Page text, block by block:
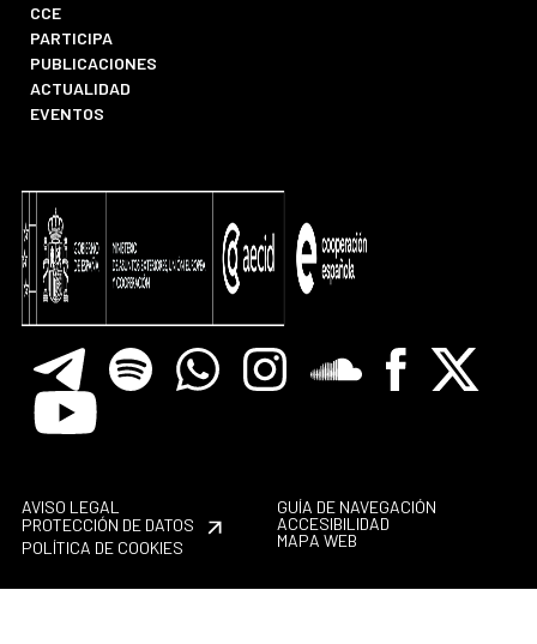
CCE
PARTICIPA
PUBLICACIONES
ACTUALIDAD
EVENTOS
TelegramSpotify WhatsappInstagramSoundcloreFacebook
X
Youtube
AVISO LEGAL
PROTECCIÓN DE DATOS
POLÍTICA DE COOKIES
GUÍA DE NAVEGACIÓN
ACCESIBILIDAD
MAPA WEB